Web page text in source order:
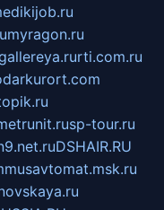
myragon.ru
rti.com.ru
sp-tour.ru
DSHAIR.RU
musavtomat.msk.ru